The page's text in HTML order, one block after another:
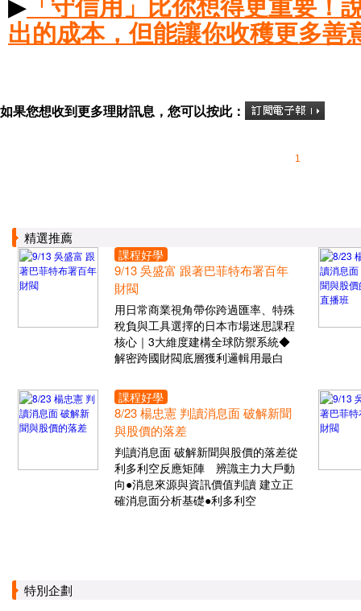
出的成本，但能讓你收穫更多善
如果您想收到更多理財訊息，您可以按此：
1
精選推薦
課程好學
9/13 吳盛富 跟著巴菲特布署百年
財閥
用日常商業視角帶你跨過匯率、特殊
稅負與工具選擇的日本市場迷思課程
核心｜3大維度建構全球防禦系統◆
解密跨國財閥底層獲利邏輯用最白
課程好學
8/23 楊忠憲 判讀消息面 破解新聞
與股價的落差
判讀消息面 破解新聞與股價的落差從
利多利空反應矩陣 辨識主力大戶動
向●消息來源與資訊價值判讀 建立正
確消息面分析基礎●利多利空
特別企劃